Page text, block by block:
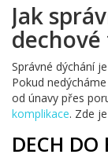
Jak
Správné dýchání
Pokud
od únavy přes
komplikace. Zde
DECH DO